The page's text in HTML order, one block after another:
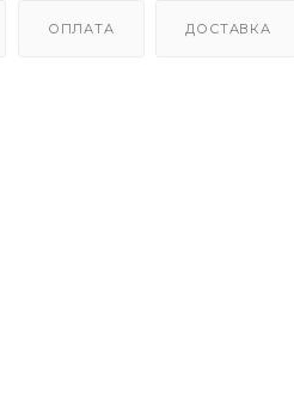
ОПЛАТА ДОСТАВКА